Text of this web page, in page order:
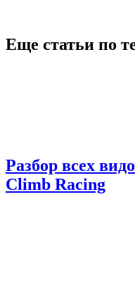
Еще статьи по
Разбор всех
Climb Racing